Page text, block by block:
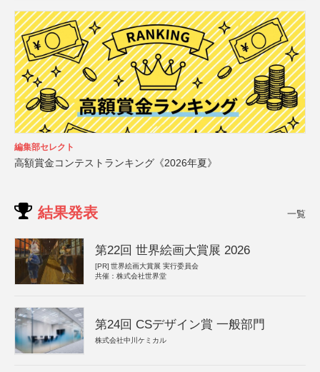
編集部セレクト
高額賞金コンテストランキング《2026年夏》
結果発表 一覧
第22回 世界絵画大賞展 2026
[PR] 世界絵画大賞展 実行委員会
共催：株式会社世界堂
第24回 CSデザイン賞 一般部門
株式会社中川ケミカル